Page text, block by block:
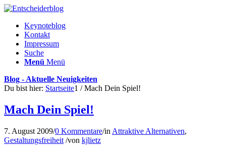
Keynoteblog
Kontakt
Impressum
Suche
Menü Menü
Blog - Aktuelle Neuigkeiten
Du bist hier: Startseite1 / Mach Dein Spiel!
Mach Dein Spiel!
7. August 2009/0 Kommentare/in Attraktive Alternativen,
Gestaltungsfreiheit /von kjlietz